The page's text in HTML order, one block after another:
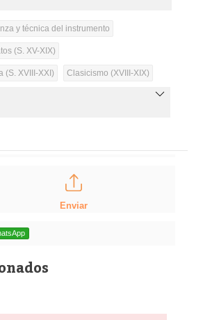
y técnica del instrumento
(S. XV-XIX)
(S. XVIII-XXI) Clasicismo (XVIII-XIX)
Enviar